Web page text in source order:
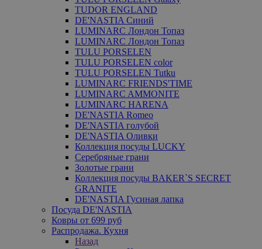
TUDOR ENGLAND
DE'NASTIA Синий
LUMINARC Лондон Топаз
LUMINARC Лондон Топаз
TULU PORSELEN
TULU PORSELEN color
TULU PORSELEN Tutku
LUMINARC FRIENDS'TIME
LUMINARC AMMONITE
LUMINARC HARENA
DE'NASTIA Romeo
DE'NASTIA голубой
DE'NASTIA Оливки
Коллекция посуды LUCKY
Серебряные грани
Золотые грани
Коллекция посуды BAKER`S SECRET
GRANITE
DE'NASTIA Гусиная лапка
Посуда DE'NASTIA
Ковры от 699 руб
Распродажа. Кухня
Назад